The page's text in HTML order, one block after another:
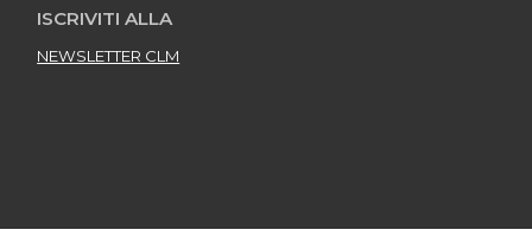
ISCRIVITI ALLA
NEWSLETTER CLM